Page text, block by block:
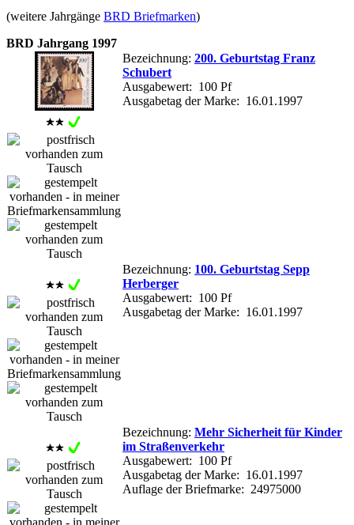
(weitere Jahrgänge BRD Briefmarken)
BRD Jahrgang 1997
Bezeichnung: 200. Geburtstag Franz
Schubert
Ausgabewert: 100 Pf
Ausgabetag der Marke: 16.01.1997
Bezeichnung: 100. Geburtstag Sepp
Herberger
Ausgabewert: 100 Pf
Ausgabetag der Marke: 16.01.1997
Bezeichnung: Mehr Sicherheit für Kinder
im Straßenverkehr
Ausgabewert: 100 Pf
Ausgabetag der Marke: 16.01.1997
Auflage der Briefmarke: 24975000